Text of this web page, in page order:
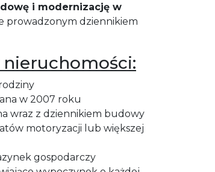
i modernizację w
prowadzonym dziennikiem
w 2007 roku
wraz z dziennikiem budowy
motoryzacji lub większej
gospodarczy